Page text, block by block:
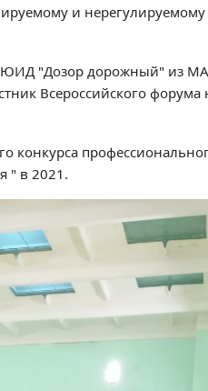
и
ЮИД "Дозор дорожный" из
Всероссийского
конкурса
" в 2021.